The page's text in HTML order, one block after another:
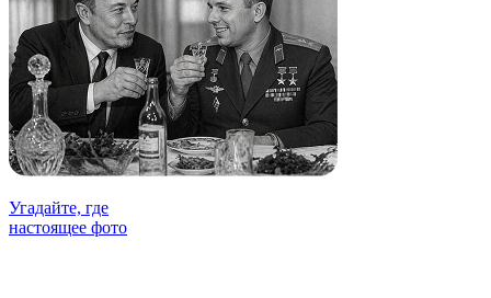
Угадайте, где
настоящее фото